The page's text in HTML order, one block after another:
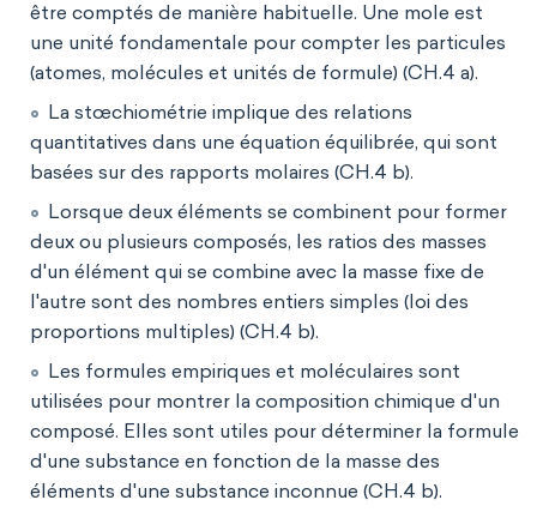
être comptés de manière habituelle. Une mole est
une unité fondamentale pour compter les particules
(atomes, molécules et unités de formule) (CH.4 a).
La stœchiométrie implique des relations
quantitatives dans une équation équilibrée, qui sont
basées sur des rapports molaires (CH.4 b).
Lorsque deux éléments se combinent pour former
deux ou plusieurs composés, les ratios des masses
d'un élément qui se combine avec la masse fixe de
l'autre sont des nombres entiers simples (loi des
proportions multiples) (CH.4 b).
Les formules empiriques et moléculaires sont
utilisées pour montrer la composition chimique d'un
composé. Elles sont utiles pour déterminer la formule
d'une substance en fonction de la masse des
éléments d'une substance inconnue (CH.4 b).